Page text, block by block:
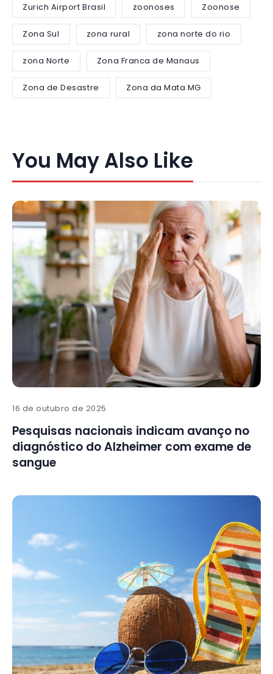
Zurich Airport Brasil zoonoses Zoonose
Zona Sul zona rural zona norte do rio
zona Norte Zona Franca de Manaus
Zona de Desastre Zona da Mata MG
You May Also Like
16 de outubro de 2025
Pesquisas nacionais indicam avanço no
diagnóstico do Alzheimer com exame de
sangue